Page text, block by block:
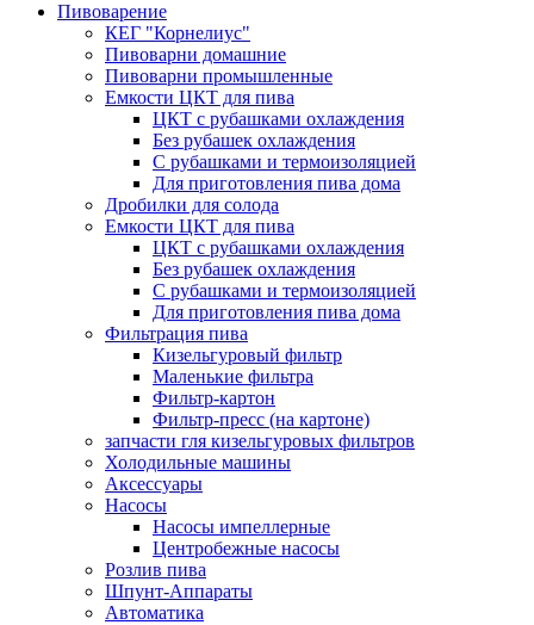
Пивоварение
КЕГ "Корнелиус"
Пивоварни домашние
Пивоварни промышленные
Емкости ЦКТ для пива
ЦКТ с рубашками охлаждения
Без рубашек охлаждения
С рубашками и термоизоляцией
Для приготовления пива дома
Дробилки для солода
Емкости ЦКТ для пива
ЦКТ с рубашками охлаждения
Без рубашек охлаждения
С рубашками и термоизоляцией
Для приготовления пива дома
Фильтрация пива
Кизельгуровый фильтр
Маленькие фильтра
Фильтр-картон
Фильтр-пресс (на картоне)
запчасти гля кизельгуровых фильтров
Холодильные машины
Аксессуары
Насосы
Насосы импеллерные
Центробежные насосы
Розлив пива
Шпунт-Аппараты
Автоматика